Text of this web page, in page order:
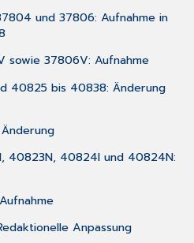
und 37806: Aufnahme in
sowie 37806V: Aufnahme
40825 bis 40838: Änderung
40823N, 40824I und 40824N:
Anpassung